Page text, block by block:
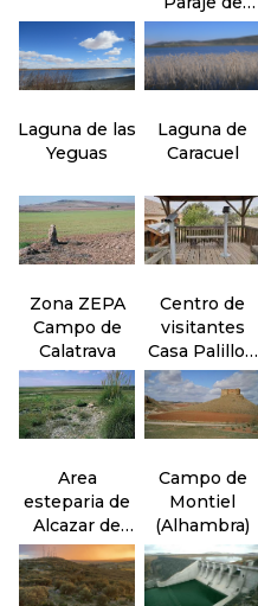
Peralvillo
Laguna de las
Yeguas
Laguna de
Caracuel
Zona ZEPA
Campo de
Calatrava
Centro de
visitantes
Casa Palillos.
P.N.
Cabañeros
Area
esteparia de
Alcazar de
San juan
Campo de
Montiel
(Alhambra)